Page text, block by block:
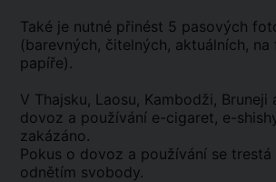
Také je nutné přinést 5 pasových
(barevných, čitelných, aktuálních,
papíře).
V Thajsku, Laosu, Kambodži, Bruneji
dovoz a používání e-cigaret, e-
zakázáno.
Pokus o dovoz a používání se
odnětím svobody.